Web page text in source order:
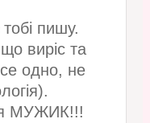
пишу.
виріс та
одно, не
МУЖИК!!!